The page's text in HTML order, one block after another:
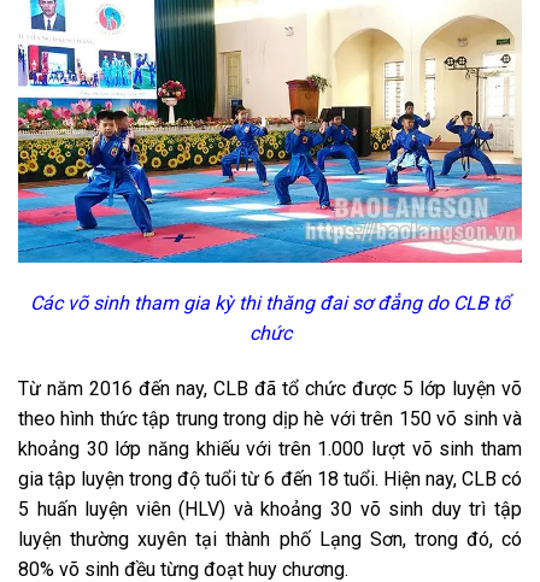
Các võ sinh tham gia kỳ thi thăng đai sơ đẳng do CLB tổ
chức
Từ năm 2016 đến nay, CLB đã tổ chức được 5 lớp luyện võ
theo hình thức tập trung trong dịp hè với trên 150 võ sinh và
khoảng 30 lớp năng khiếu với trên 1.000 lượt võ sinh tham
gia tập luyện trong độ tuổi từ 6 đến 18 tuổi. Hiện nay, CLB có
5 huấn luyện viên (HLV) và khoảng 30 võ sinh duy trì tập
luyện thường xuyên tại thành phố Lạng Sơn, trong đó, có
80% võ sinh đều từng đoạt huy chương.